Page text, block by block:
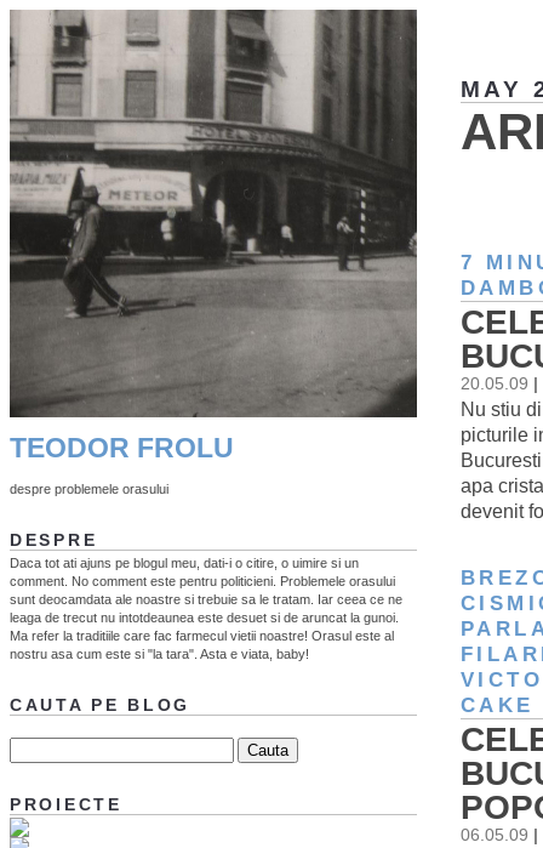
MAY
7
20.05.09
Nu stiu
picturile
apa
devenit
CAKE
06.05.09
TEODOR FROLU
despre problemele orasului
DESPRE
Daca tot ati ajuns pe blogul meu, dati-i o citire, o uimire si un
comment. No comment este pentru politicieni. Problemele orasului
sunt deocamdata ale noastre si trebuie sa le tratam. Iar ceea ce ne
leaga de trecut nu intotdeaunea este desuet si de aruncat la gunoi.
Ma refer la traditiile care fac farmecul vietii noastre! Orasul este al
nostru asa cum este si "la tara". Asta e viata, baby!
CAUTA PE BLOG
PROIECTE